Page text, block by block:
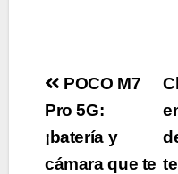
de
entradas
POCO M7
Pro 5G:
¡batería y
cámara que te